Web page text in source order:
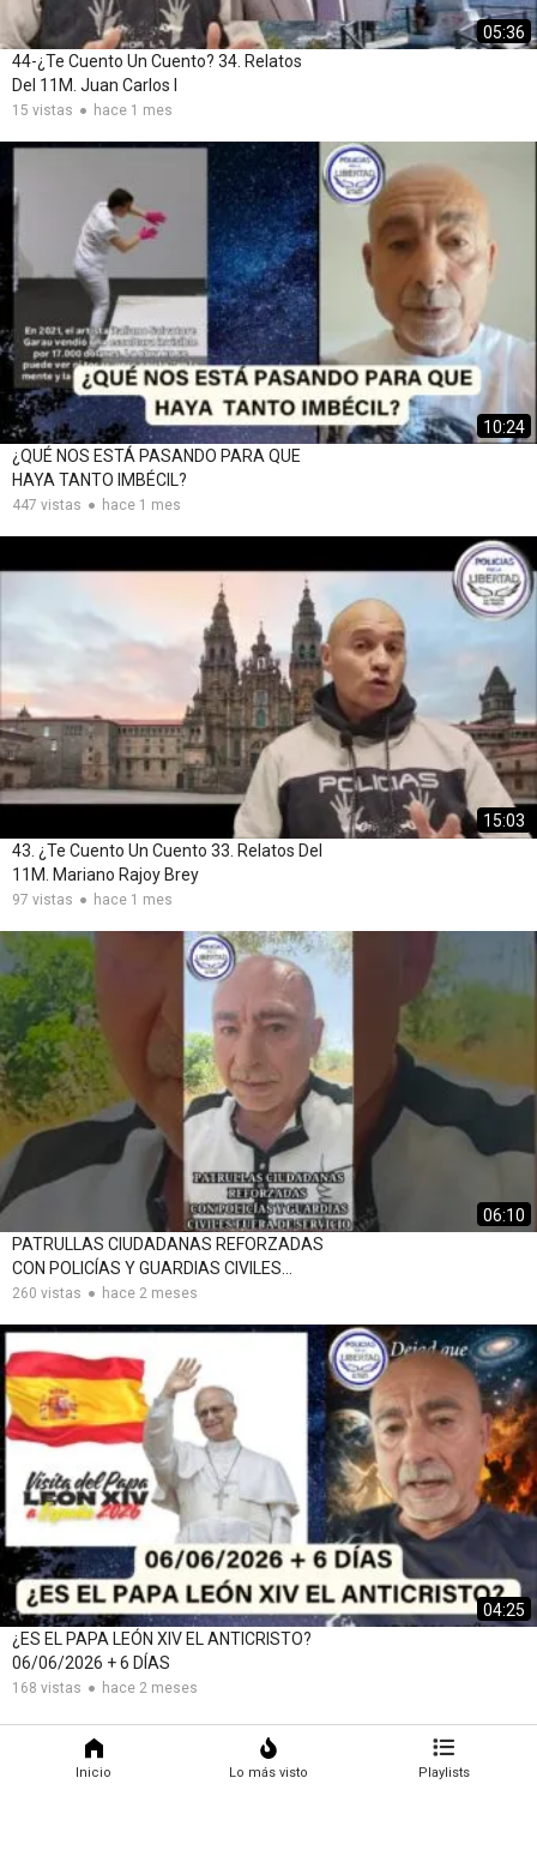
05:36
44-¿Te Cuento Un Cuento? 34. Relatos
Del 11M. Juan Carlos I
15 vistas hace 1 mes
10:24
¿QUÉ NOS ESTÁ PASANDO PARA QUE
HAYA TANTO IMBÉCIL?
447 vistas hace 1 mes
15:03
43. ¿Te Cuento Un Cuento 33. Relatos Del
11M. Mariano Rajoy Brey
97 vistas hace 1 mes
06:10
PATRULLAS CIUDADANAS REFORZADAS
CON POLICÍAS Y GUARDIAS CIVILES
FUERA DE SERVICIO
260 vistas hace 2 meses
04:25
¿ES EL PAPA LEÓN XIV EL ANTICRISTO?
06/06/2026 + 6 DÍAS
168 vistas hace 2 meses
Inicio Lo más visto Playlists